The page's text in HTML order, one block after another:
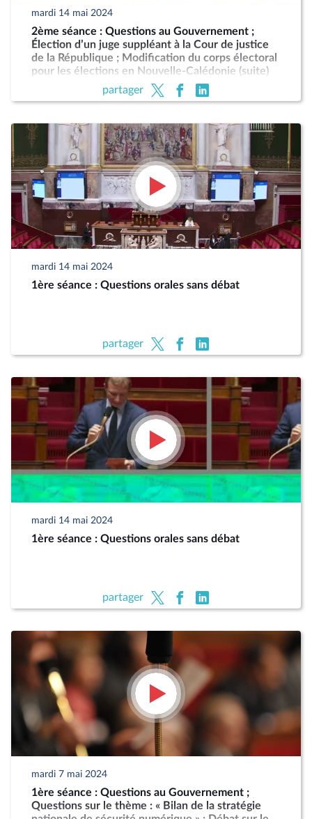
mardi 14 mai 2024
2ème séance : Questions au Gouvernement ;
Élection d’un juge suppléant à la Cour de justice
de la République ; Modification du corps électoral
pour les élections en Nouvelle-Calédonie (suite)
partager
mardi 14 mai 2024
1ère séance : Questions orales sans débat
partager
mardi 14 mai 2024
1ère séance : Questions orales sans débat
partager
mardi 7 mai 2024
1ère séance : Questions au Gouvernement ;
Questions sur le thème : « Bilan de la stratégie